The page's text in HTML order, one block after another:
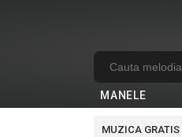
MANELE
MUZICA GRATIS